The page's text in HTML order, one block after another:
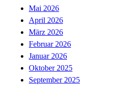
Mai 2026
April 2026
März 2026
Februar 2026
Januar 2026
Oktober 2025
September 2025